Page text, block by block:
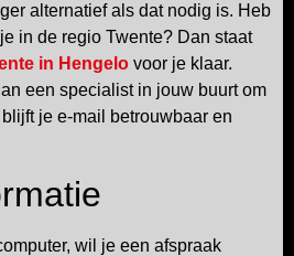
alternatief als dat nodig is. Heb
in de regio Twente? Dan staat
in Hengelo voor je klaar.
een specialist in jouw buurt om
je e-mail betrouwbaar en
wil je een afspraak